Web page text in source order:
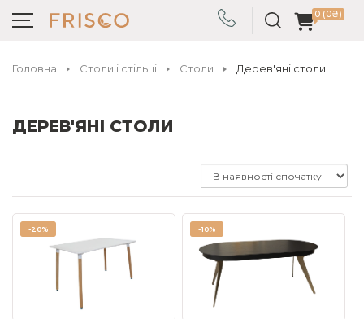
0 (0₴)
Головна Столи і стільці Столи Дерев'яні столи
ДЕРЕВ'ЯНІ СТОЛИ
-20% -10%